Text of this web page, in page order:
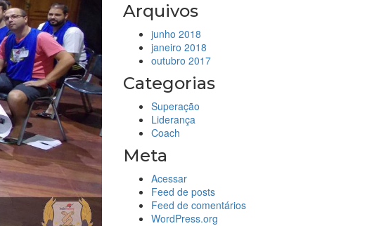
Arquivos
junho 2018
janeiro 2018
outubro 2017
Categorias
Superação
Liderança
Coach
Meta
Acessar
Feed de posts
Feed de comentários
WordPress.org